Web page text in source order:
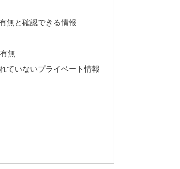
無と確認できる情報
無
ていないプライベート情報